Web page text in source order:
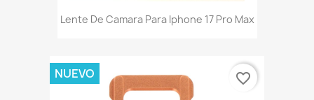
Lente De Camara Para Iphone 17 Pro Max
NUEVO favorite_border